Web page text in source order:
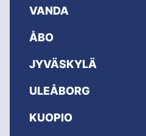
VANDA
ÅBO
JYVÄSKYLÄ
ULEÅBORG
KUOPIO